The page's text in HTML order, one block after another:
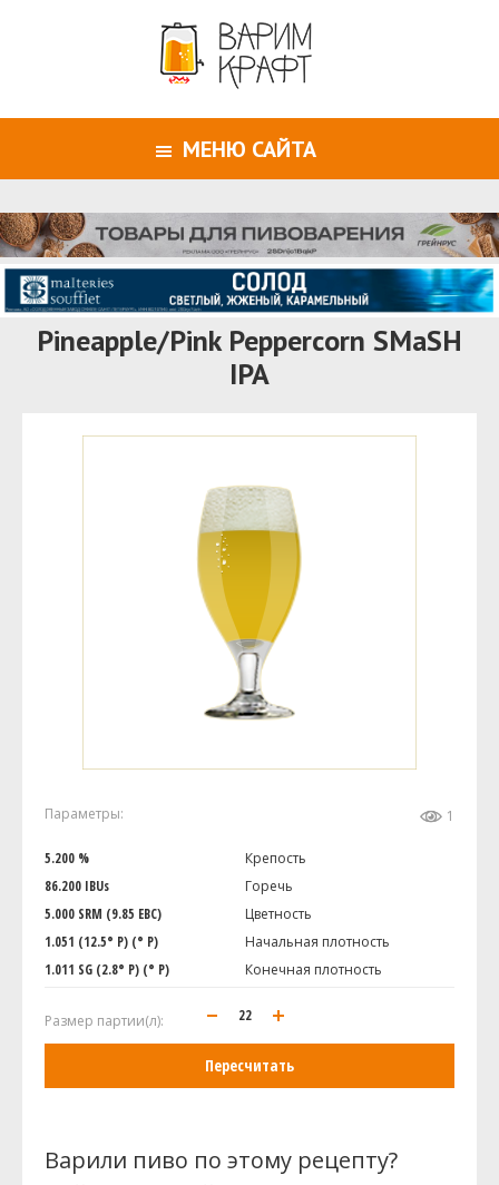
МЕНЮ САЙТА
Pineapple/Pink Peppercorn SMaSH
IPA
Параметры: 1
5.200 %
Крепость
86.200 IBUs
Горечь
5.000 SRM (9.85 EBC)
Цветность
1.051 (12.5° P) (° P)
Начальная плотность
1.011 SG (2.8° P) (° P)
Конечная плотность
Размер партии(л):
Пересчитать
Варили пиво по этому рецепту?